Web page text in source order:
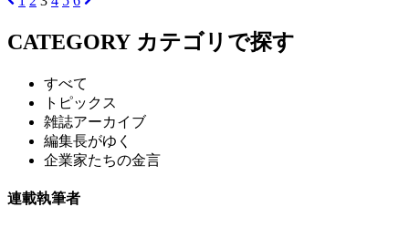
CATEGORY カテゴリで探す
すべて
トピックス
雑誌アーカイブ
編集長がゆく
企業家たちの金言
連載執筆者